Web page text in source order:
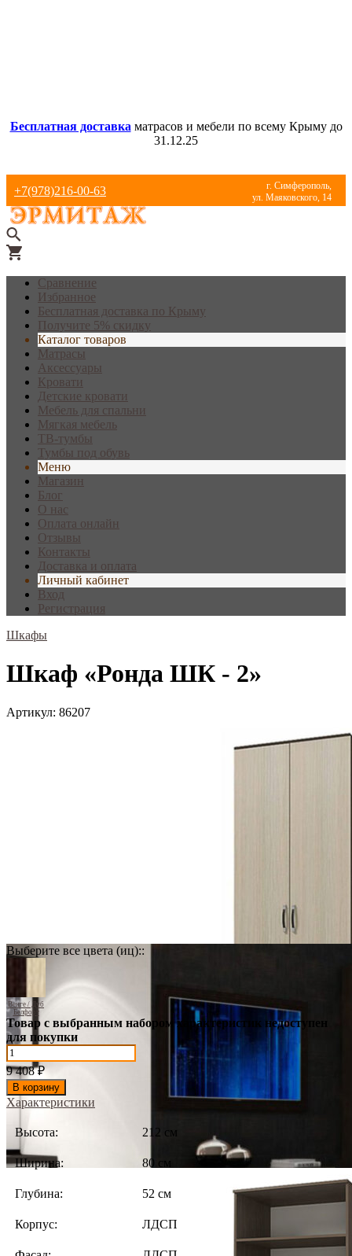
Бесплатная доставка матрасов и мебели по всему Крыму до
31.12.25
+7(978)216-00-63
г. Симферополь,
ул. Маяковского, 14
Сравнение
Избранное
Бесплатная доставка по Крыму
Получите 5% скидку
Каталог товаров
Матрасы
Аксессуары
Кровати
Детские кровати
Мебель для спальни
Мягкая мебель
ТВ-тумбы
Тумбы под обувь
Меню
Магазин
Блог
О нас
Оплата онлайн
Отзывы
Контакты
Доставка и оплата
Личный кабинет
Вход
Регистрация
Шкафы
Шкаф «Ронда ШК - 2»
Артикул: 86207
Выберите все цвета (иц)::
Венге / Дуб
Белфорт
Товар с выбранным набором характеристик недоступен
для покупки
9 408₽
В корзину
Характеристики
Высота: 212 см
Ширина: 80 см
Глубина: 52 см
Корпус: ЛДСП